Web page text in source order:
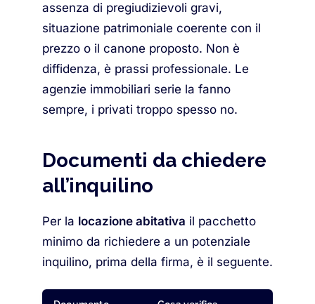
assenza di pregiudizievoli gravi,
situazione patrimoniale coerente con il
prezzo o il canone proposto. Non è
diffidenza, è prassi professionale. Le
agenzie immobiliari serie la fanno
sempre, i privati troppo spesso no.
Documenti da chiedere
all’inquilino
Per la locazione abitativa il pacchetto
minimo da richiedere a un potenziale
inquilino, prima della firma, è il seguente.